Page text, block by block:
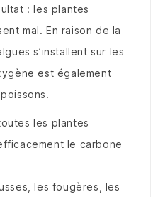
: les plantes
mal. En raison de la
s’installent sur les
est également
les plantes
le carbone
les fougères, les